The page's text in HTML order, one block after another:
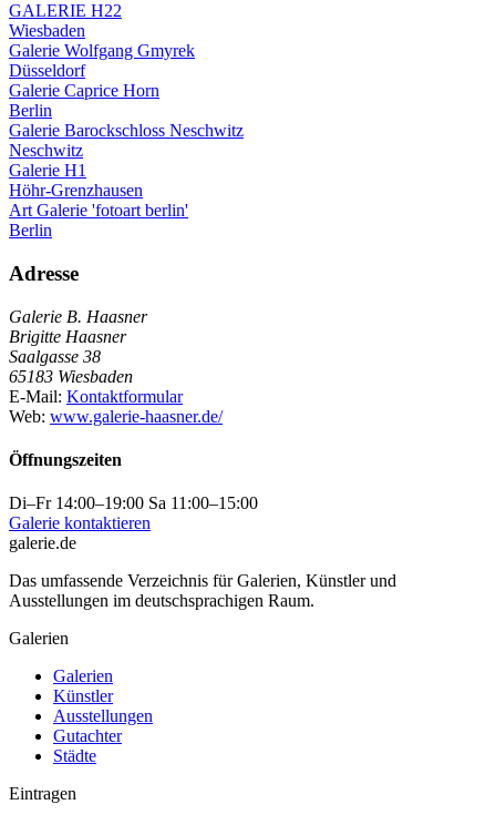
GALERIE H22
Wiesbaden
Galerie Wolfgang Gmyrek
Düsseldorf
Galerie Caprice Horn
Berlin
Galerie Barockschloss Neschwitz
Neschwitz
Galerie H1
Höhr-Grenzhausen
Art Galerie 'fotoart berlin'
Berlin
Adresse
Galerie B. Haasner
Brigitte Haasner
Saalgasse 38
65183 Wiesbaden
E-Mail: Kontaktformular
Web: www.galerie-haasner.de/
Öffnungszeiten
Di–Fr 14:00–19:00 Sa 11:00–15:00
Galerie kontaktieren
galerie.de
Das umfassende Verzeichnis für Galerien, Künstler und
Ausstellungen im deutschsprachigen Raum.
Galerien
Galerien
Künstler
Ausstellungen
Gutachter
Städte
Eintragen